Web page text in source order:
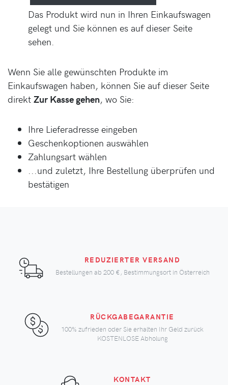
Das Produkt wird nun in Ihren Einkaufswagen
gelegt und Sie können es auf dieser Seite
sehen.
Wenn Sie alle gewünschten Produkte im
Einkaufswagen haben, können Sie auf dieser Seite
direkt Zur Kasse gehen, wo Sie:
Ihre Lieferadresse eingeben
Geschenkoptionen auswählen
Zahlungsart wählen
...und zuletzt, Ihre Bestellung überprüfen und
bestätigen
REDUZIERTER VERSAND
Bestellungen ab 200 €, Bestimmungsort in Österreich
RÜCKGABEGARANTIE
100% zufrieden oder Sie erhalten Ihr Geld zurück
KOSTENLOSE Abholung
KONTAKT